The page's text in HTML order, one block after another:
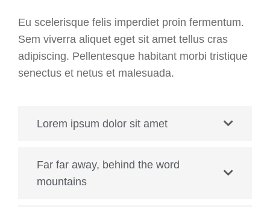
Eu scelerisque felis imperdiet proin fermentum.
Sem viverra aliquet eget sit amet tellus cras
adipiscing. Pellentesque habitant morbi tristique
senectus et netus et malesuada.
Lorem ipsum dolor sit amet
Far far away, behind the word
mountains